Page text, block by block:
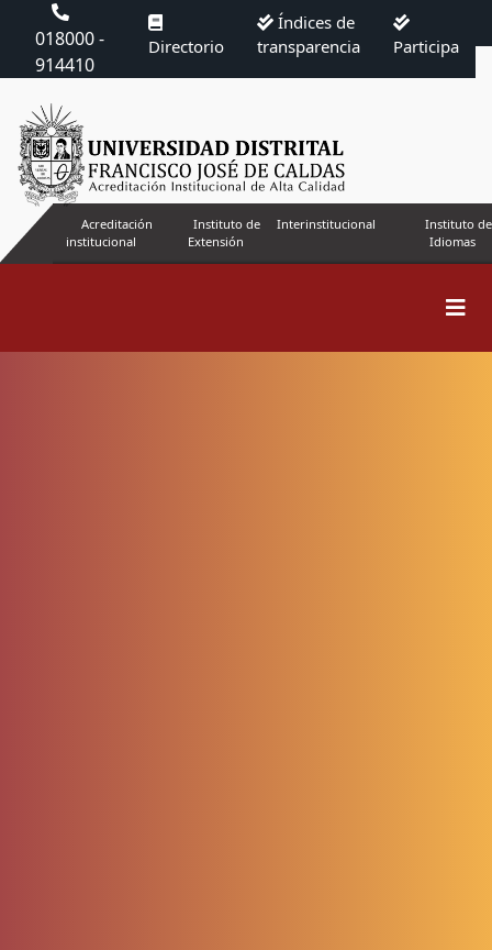
018000 -
914410
Directorio
Índices de
transparencia
Participa
Acreditación
institucional
Instituto de
Extensión
Interinstitucional
Instituto de
Idiomas